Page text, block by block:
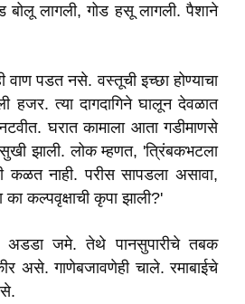
बोलू लागली, गोड हसू लागली. पैशाने
वाण पडत नसे. वस्तूची इच्छा होण्याचा
त्या दागदागिने घालून देवळात
घरात कामाला आता गडीमाणसे
झाली. लोक म्हणत, 'त्रिंबकभटला
कळत नाही. परीस सापडला असावा,
का कल्पवृक्षाची कृपा झाली?'
अडडा जमे. तेथे पानसुपारीचे तबक
असे. गाणेबजावणेही चाले. रमाबाईचे